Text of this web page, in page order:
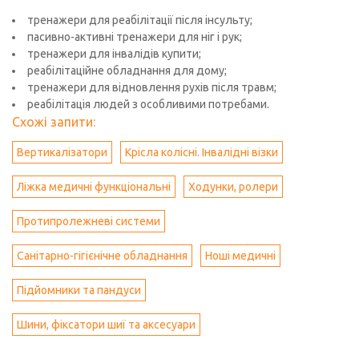
тренажери для реабілітації після інсульту;
пасивно-активні тренажери для ніг і рук;
тренажери для інвалідів купити;
реабілітаційне обладнання для дому;
тренажери для відновлення рухів після травм;
реабілітація людей з особливими потребами.
Схожі запити:
Вертикалізатори Крісла колісні. Інвалідні візки
Ліжка медичні функціональні Ходунки, ролери
Протипролежневі системи
Санітарно-гігієнічне обладнання Ноші медичні
Підйомники та пандуси
Шини, фіксатори шиї та аксесуари